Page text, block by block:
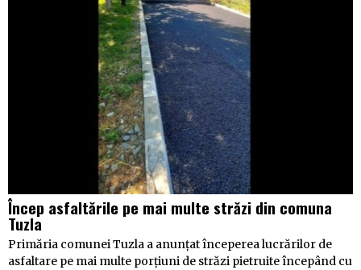
Încep asfaltările pe mai multe străzi din comuna
Tuzla
Primăria comunei Tuzla a anunțat începerea lucrărilor de
asfaltare pe mai multe porțiuni de străzi pietruite începând cu